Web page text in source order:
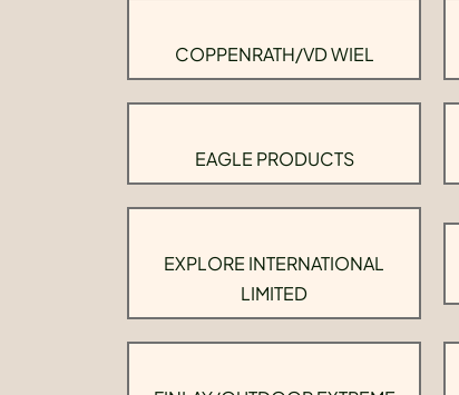
COPPENRATH/VD WIEL
EAGLE PRODUCTS
EXPLORE INTERNATIONAL
LIMITED